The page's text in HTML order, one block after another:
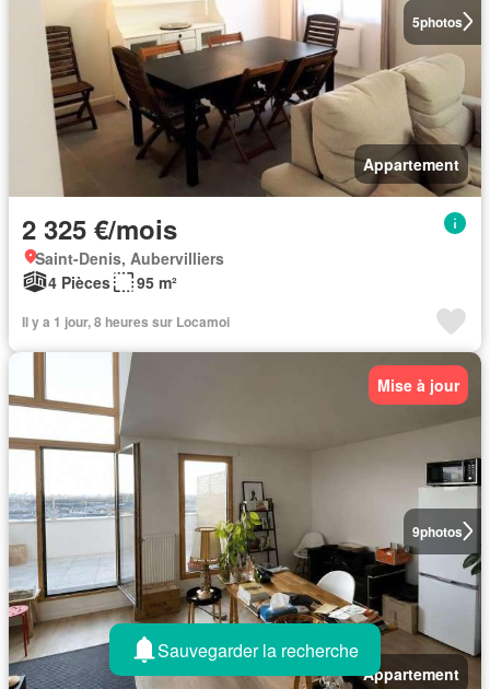
5photos
Appartement
2 325 €/mois
Saint-Denis, Aubervilliers
4 Pièces
95 m²
Il y a 1 jour, 8 heures sur Locamoi
9photos
Mise à jour
Appartement
Sauvegarder la recherche